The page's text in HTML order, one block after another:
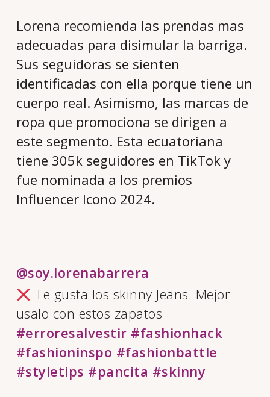
Lorena recomienda las prendas mas
adecuadas para disimular la barriga.
Sus seguidoras se sienten
identificadas con ella porque tiene un
cuerpo real. Asimismo, las marcas de
ropa que promociona se dirigen a
este segmento. Esta ecuatoriana
tiene 305k seguidores en TikTok y
fue nominada a los premios
Influencer Icono 2024.
@soy.lorenabarrera
Te gusta los skinny Jeans. Mejor
usalo con estos zapatos
#erroresalvestir #fashionhack
#fashioninspo #fashionbattle
#styletips #pancita #skinny